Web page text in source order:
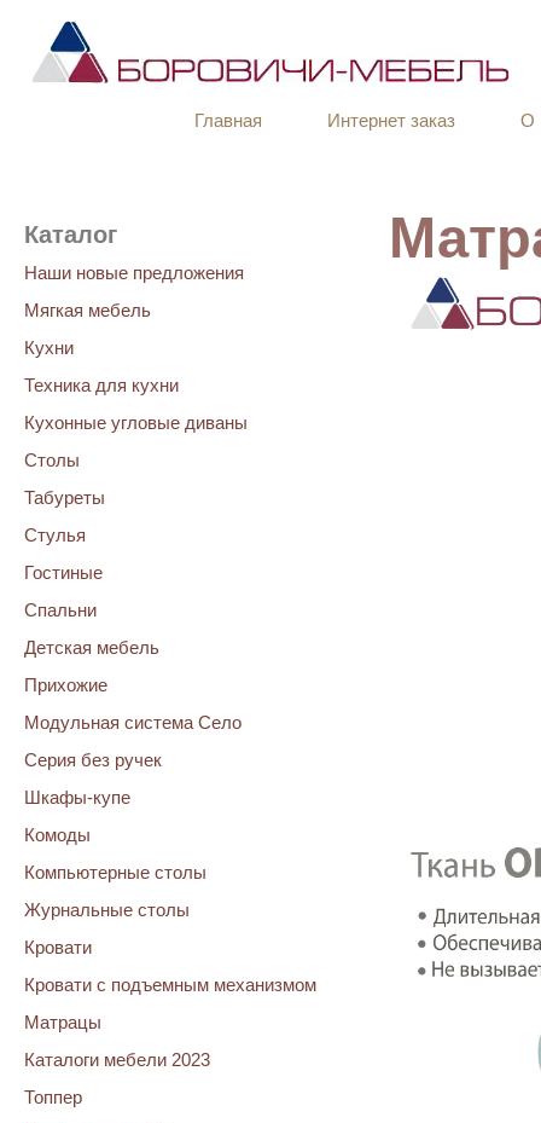
Главная Интернет заказ О
Каталог
Наши новые предложения
Мягкая мебель
Кухни
Техника для кухни
Кухонные угловые диваны
Столы
Табуреты
Стулья
Гостиные
Спальни
Детская мебель
Прихожие
Модульная система Село
Серия без ручек
Шкафы-купе
Комоды
Компьютерные столы
Журнальные столы
Кровати
Кровати с подъемным механизмом
Матрацы
Каталоги мебели 2023
Топпер